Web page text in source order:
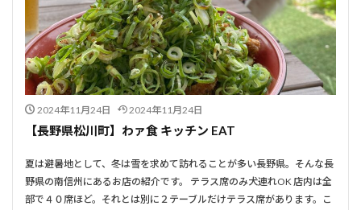
2024年11月24日 2024年11月24日
【長野県松川町】わァ食 キッチン EAT
夏は避暑地として、冬は雪を求めて訪れることが多い長野県。そんな長
野県の南信州にあるお店の紹介です。 テラス席のみ犬連れOK 店内は全
部で４０席ほど。それとは別に２テーブルだけテラス席があります。こ